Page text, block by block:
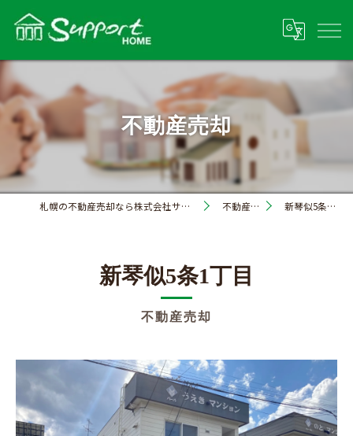
不動産売却
札幌の不動産売却なら株式会社サポートホーム 不動産売却 新琴似5条1丁目
不動産売却
新琴似5条1丁目